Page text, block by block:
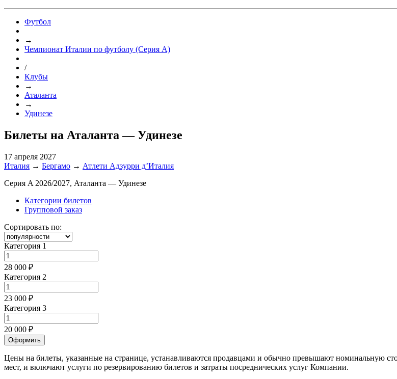
Футбол
→
Чемпионат Италии по футболу (Серия А)
/
Клубы
→
Аталанта
→
Удинезе
Билеты на Аталанта — Удинезе
17 апреля 2027
Италия → Бергамо → Атлети Адзурри д’Италия
Серия A 2026/2027, Аталанта — Удинезе
Категории билетов
Групповой заказ
Сортировать по:
Категория 1
28 000 ₽
Категория 2
23 000 ₽
Категория 3
20 000 ₽
Оформить
Цены на билеты, указанные на странице, устанавливаются продавцами и обычно превышают номинальную
мест, и включают услуги по резервированию билетов и затраты посреднических услуг Компании.